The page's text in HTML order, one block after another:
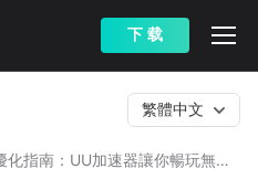
下 载
化指南：UU加速器讓你暢玩無
繁體中文